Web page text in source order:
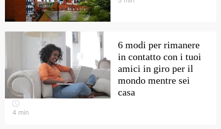
6 modi per rimanere
in contatto con i tuoi
amici in giro per il
mondo mentre sei
casa
4 min